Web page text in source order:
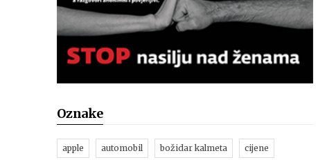
Oznake
apple automobil božidar kalmeta cijene